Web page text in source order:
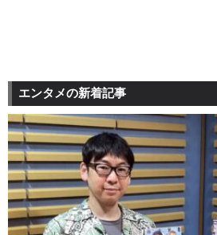
エンタメの新着記事